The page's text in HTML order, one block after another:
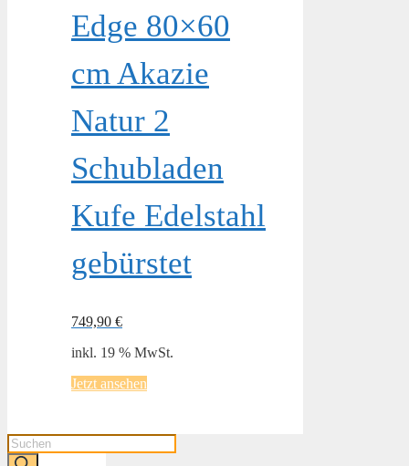
Edge 80×60
cm Akazie
Natur 2
Schubladen
Kufe Edelstahl
gebürstet
749,90 €
inkl. 19 % MwSt.
Jetzt ansehen
Products
search